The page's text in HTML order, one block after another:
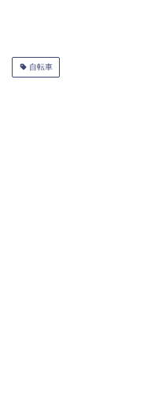
自転車